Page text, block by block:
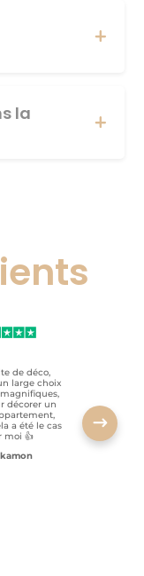
la
de déco,
large choix
décorer un
a été le cas
moi 👍